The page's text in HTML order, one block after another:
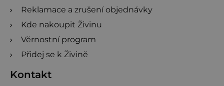
Reklamace a zrušení objednávky
Kde nakoupit Živinu
Věrnostní program
Přidej se k Živině
Kontakt